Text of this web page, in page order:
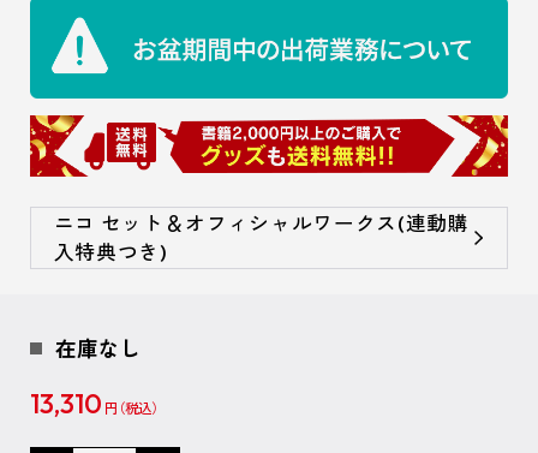
ニコ セット＆オフィシャルワークス(連動購
入特典つき)
在庫なし
13,310 円